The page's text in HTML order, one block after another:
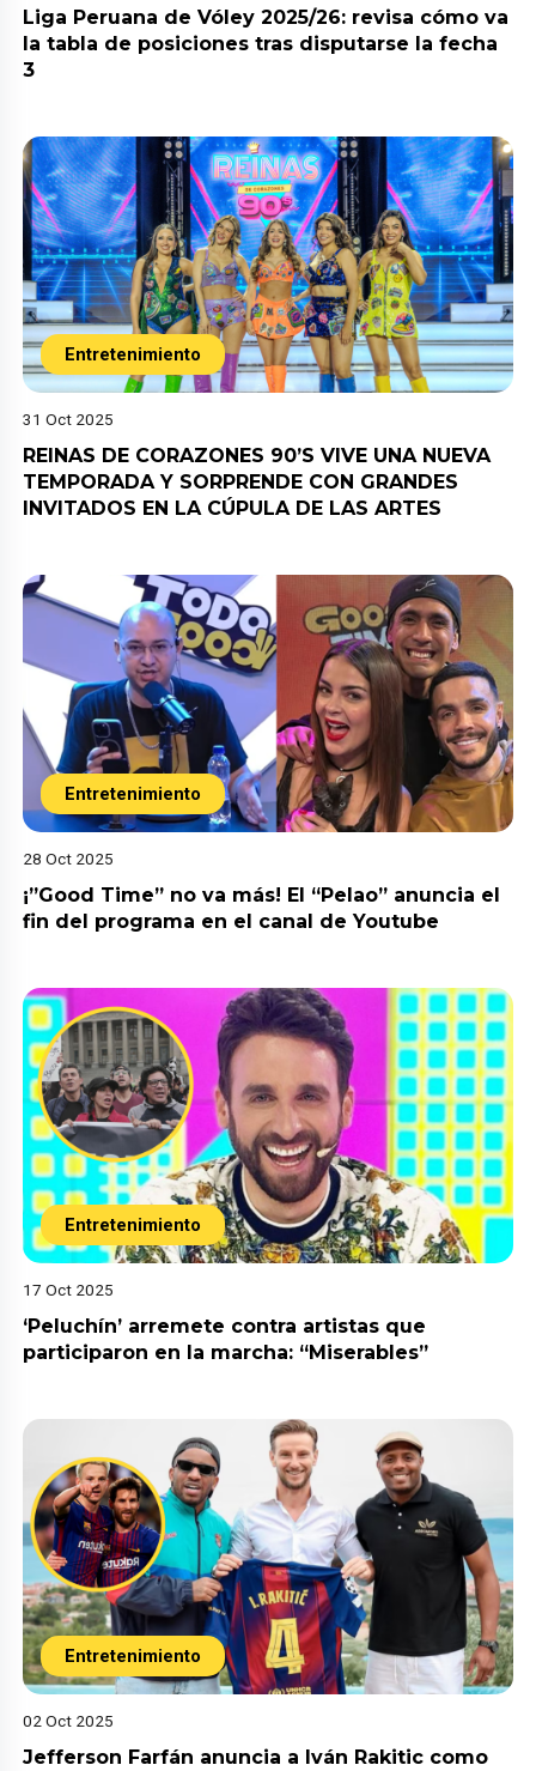
Liga Peruana de Vóley 2025/26: revisa cómo va
la tabla de posiciones tras disputarse la fecha
3
Entretenimiento
31 Oct 2025
REINAS DE CORAZONES 90’S VIVE UNA NUEVA
TEMPORADA Y SORPRENDE CON GRANDES
INVITADOS EN LA CÚPULA DE LAS ARTES
Entretenimiento
28 Oct 2025
¡”Good Time” no va más! El “Pelao” anuncia el
fin del programa en el canal de Youtube
Entretenimiento
17 Oct 2025
‘Peluchín’ arremete contra artistas que
participaron en la marcha: “Miserables”
Entretenimiento
02 Oct 2025
Jefferson Farfán anuncia a Iván Rakitic como